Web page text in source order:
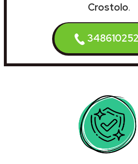
Crostolo.